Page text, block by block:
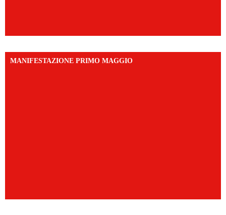
MANIFESTAZIONE PRIMO MAGGIO